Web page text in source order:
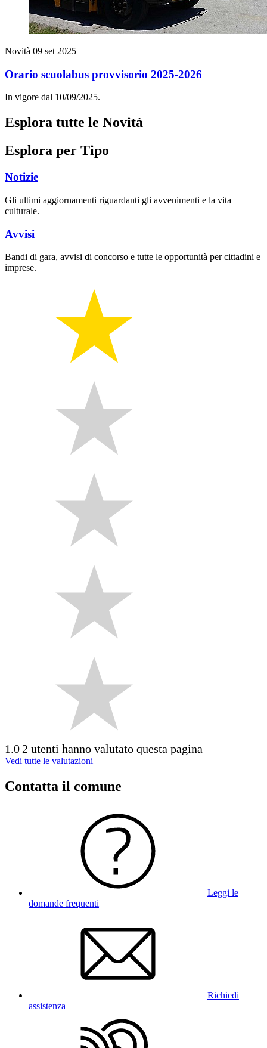
Novità 09 set 2025
Orario scuolabus provvisorio 2025-2026
In vigore dal 10/09/2025.
Esplora tutte le Novità
Esplora per Tipo
Notizie
Gli ultimi aggiornamenti riguardanti gli avvenimenti e la vita
culturale.
Avvisi
Bandi di gara, avvisi di concorso e tutte le opportunità per cittadini e
imprese.
1.0 2 utenti hanno valutato questa pagina
Vedi tutte le valutazioni
Contatta il comune
Leggi le
domande frequenti
Richiedi
assistenza